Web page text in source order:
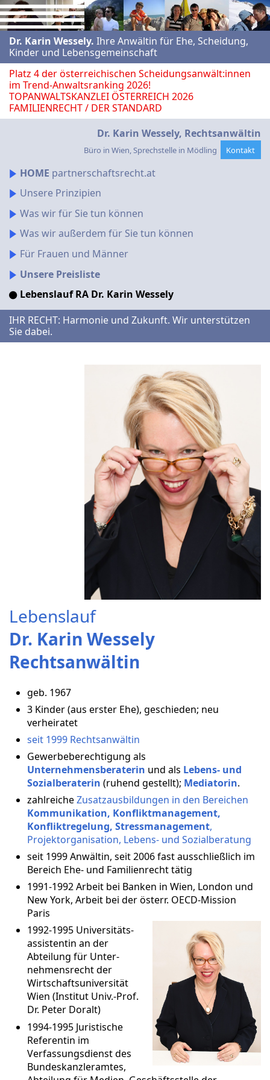
Dr. Karin Wessely. Ihre Anwältin für Ehe, Scheidung,
Kinder und Lebens­gemeinschaft
Platz 4 der öster­reichi­schen Scheidungs­anwält:innen
im Trend-Anwalts­ranking 2026!
TOPANWALTSKANZLEI ÖSTERREICH 2026
FAMILIENRECHT / DER STANDARD
Dr. Karin Wessely, Rechtsanwältin
Büro in Wien, Sprechstelle in Mödling Kontakt
HOME partnerschaftsrecht.at
Unsere Prinzipien
Was wir für Sie tun können
Was wir außerdem für Sie tun können
Für Frauen und Männer
Unsere Preisliste
LebenslaufRA Dr. Karin Wessely
IHR RECHT: Harmonie und Zukunft. Wir unterstützen
Sie dabei.
Lebenslauf
Dr. Karin Wessely
Rechtsanwältin
geb. 1967
3 Kinder (aus erster Ehe), geschieden; neu
verheiratet
seit 1999 Rechtsanwältin
Gewerbeberechtigung als
Unternehmensberaterin und als Lebens- und
Sozialberaterin (ruhend gestellt); Mediatorin.
zahlreicheZusatzausbildungen in den Bereichen
Kommunikation, Konfliktmanagement,
Konfliktregelung, Stressmanagement,
Projektorganisation, Lebens- und Sozialberatung
seit 1999 Anwältin, seit 2006 fast ausschließlich im
Bereich Ehe- und Familienrecht tätig
1991-1992 Arbeit bei Banken in Wien, London und
New York, Arbeit bei der österr. OECD-Mission
Paris
1992-1995 Universitäts­
assistentin an der
Abteilung für Unter­
nehmens­recht der
Wirtschafts­univer­sität
Wien (Institut Univ.-Prof.
Dr. Peter Doralt)
1994-1995 Juristische
Referentin im
Verfassungsdienst des
Bundeskanzleramtes,